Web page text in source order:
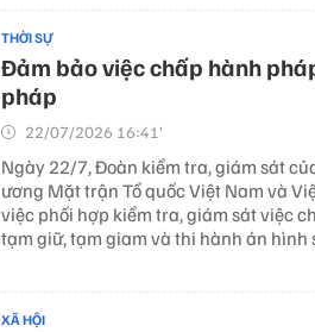
THỜI SỰ
Đảm bảo việc chấp hành
pháp
22/07/2026 16:41’
Ngày 22/7, Đoàn kiểm tra, giám sát
ương Mặt trận Tổ quốc Việt Nam và
việc phối hợp kiểm tra, giám sát việc
tạm giữ, tạm giam và thi hành án
XÃ HỘI